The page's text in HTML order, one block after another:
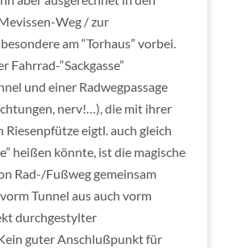
Weg / zur
am “Torhaus” vorbei.
Fahrrad-“Sackgasse”
und einer Radwegpassage
nerv!…), die mit ihrer
eigtl. auch gleich
heißen könnte, ist die magische
Rad-/Fußweg gemeinsam
Tunnel aus auch vorm
durchgestylter
guter Anschlußpunkt für